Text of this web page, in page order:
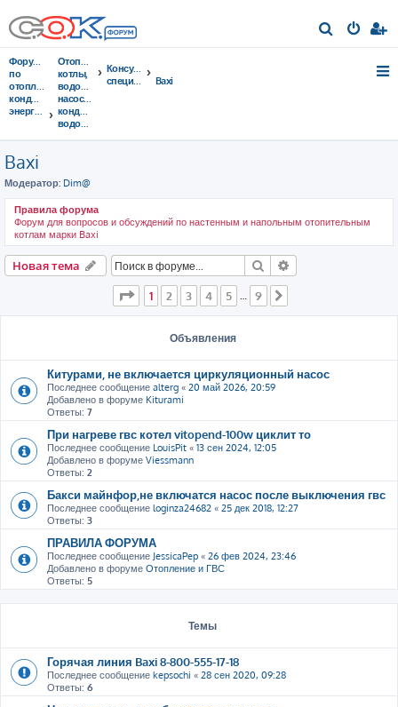
о
Форумы
по
отоплению,
кондиционированию,
энергосбережению
Отопительные
котлы,
водонагреватели,
насосы,
кондиционеры,
водоочистка...
Консультации
специалистов
Baxi
Baxi
Модератор: Dim@
Правила форума
Форум для вопросов и обсуждений по настенным и напольным отопительным
котлам марки Baxi
Новая тема Поиск
Страница из
1 2 3 4 5 … 9
Объявления
Китурами, не включается циркуляционный насос
Последнее сообщение alterg « 20 май 2026, 20:59
Добавлено в форуме Kiturami
Ответы: 7
При нагреве гвс котел vitopend-100w циклит то
Последнее сообщение LouisPit « 13 сен 2024, 12:05
Добавлено в форуме Viessmann
Ответы: 2
Бакси майнфор,не включатся насос после выключения гвс
Последнее сообщение loginza24682 « 25 дек 2018, 12:27
Ответы: 3
ПРАВИЛА ФОРУМА
Последнее сообщение JessicaPep « 26 фев 2024, 23:46
Добавлено в форуме Отопление и ГВС
Ответы: 5
Темы
Горячая линия Baxi 8-800-555-17-18
Последнее сообщение kepsochi « 28 сен 2020, 09:28
Ответы: 6